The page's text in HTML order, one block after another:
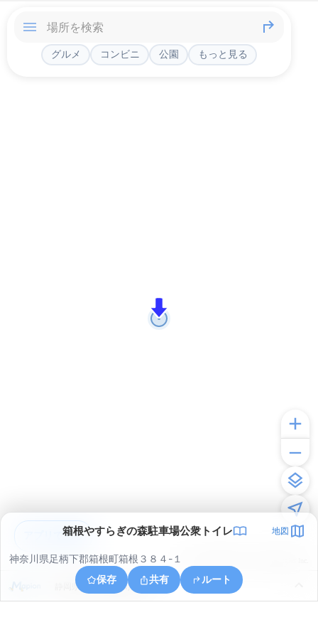
グルメ コンビニ 公園 もっと見る
箱根やすらぎの森駐車場公衆トイレ 地図
神奈川県足柄下郡箱根町箱根３８４-１
保存
共有 ルート
静岡県田方郡函南町桑原
アプリで見る